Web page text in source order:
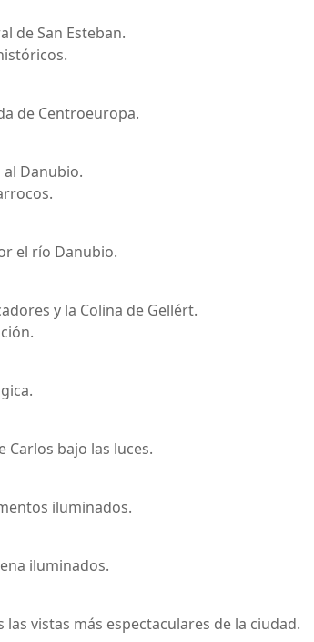
de San Esteban.
de Centroeuropa.
al Danubio.
el río Danubio.
y la Colina de Gellért.
Carlos bajo las luces.
iluminados.
iluminados.
vistas más espectaculares de la ciudad.